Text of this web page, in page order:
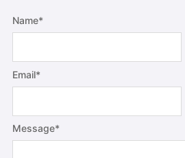
Message*
Name*
Email*